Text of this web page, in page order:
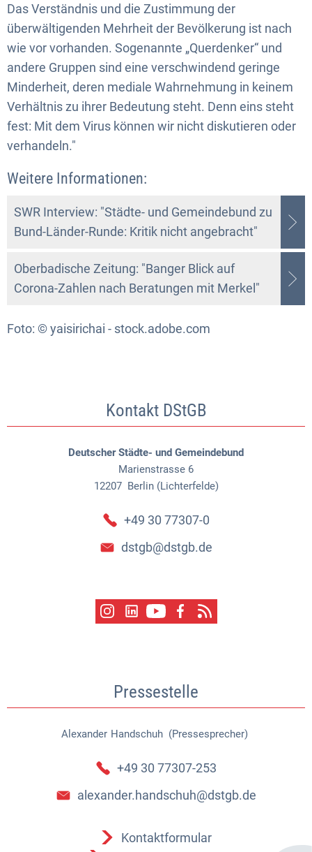
Das Verständnis und die Zustimmung der
überwältigenden Mehrheit der Bevölkerung ist nach
wie vor vorhanden. Sogenannte „Querdenker“ und
andere Gruppen sind eine verschwindend geringe
Minderheit, deren mediale Wahrnehmung in keinem
Verhältnis zu ihrer Bedeutung steht. Denn eins steht
fest: Mit dem Virus können wir nicht diskutieren oder
verhandeln."
Weitere Informationen:
SWR Interview: "Städte- und Gemeindebund zu
Bund-Länder-Runde: Kritik nicht angebracht"
Oberbadische Zeitung: "Banger Blick auf
Corona-Zahlen nach Beratungen mit Merkel"
Foto: © yaisirichai - stock.adobe.com
Kontakt DStGB
Deutscher Städte- und Gemeindebund
Marienstrasse 6
12207 Berlin (Lichterfelde)
+49 30 77307-0
dstgb@dstgb.de
Pressestelle
Alexander Handschuh (Pressesprecher)
Alexander Handschuh
+49 30 77307-253
alexander.handschuh@dstgb.de
Kontaktformular